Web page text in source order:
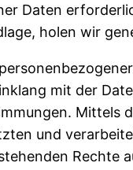
Daten
holen wir
mit der
Mittels
und
Rechte